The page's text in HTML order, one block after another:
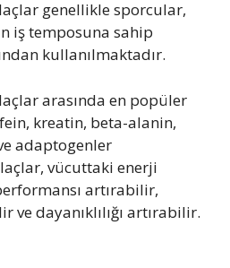
genellikle sporcular,
iş temposuna sahip
kullanılmaktadır.
arasında en popüler
kreatin, beta-alanin,
adaptogenler
vücuttaki enerji
artırabilir,
ve dayanıklılığı artırabilir.